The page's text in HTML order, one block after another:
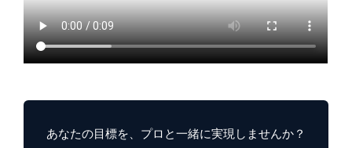
あなたの目標を、プロと一緒に実現しませんか？